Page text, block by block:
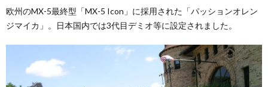
欧州のMX-5最終型「MX-5 Icon」に採用された「パッションオレン
ジマイカ」。日本国内では3代目デミオ等に設定されました。